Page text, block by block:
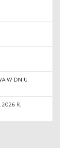
W DNIU
R.